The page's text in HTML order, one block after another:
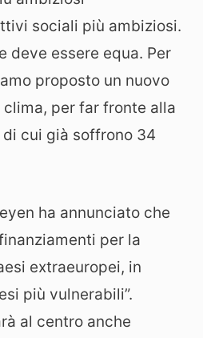
sociali più ambiziosi.
deve essere equa. Per
proposto un nuovo
per far fronte alla
cui già soffrono 34
ha annunciato che
per la
extraeuropei, in
più vulnerabili”.
al centro anche